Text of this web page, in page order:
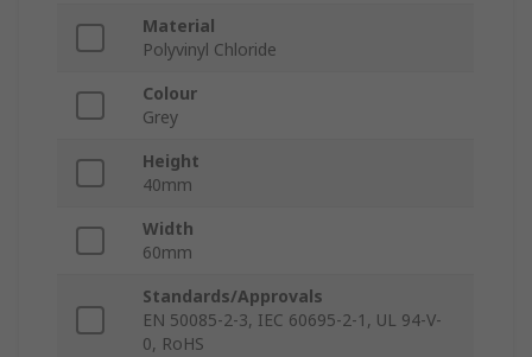
Material
Polyvinyl Chloride
Colour
Grey
Height
40mm
Width
60mm
Standards/Approvals
EN 50085-2-3, IEC 60695-2-1, UL 94-V-
0, RoHS